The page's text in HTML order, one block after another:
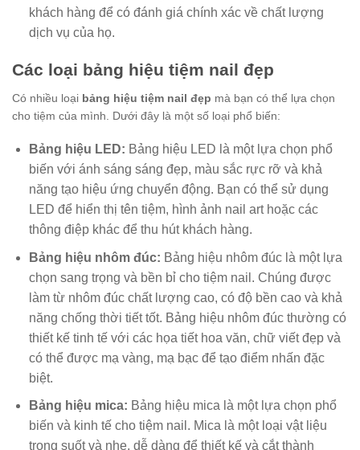
khách hàng để có đánh giá chính xác về chất lượng
dịch vụ của họ.
Các loại bảng hiệu tiệm nail đẹp
Có nhiều loại bảng hiệu tiệm nail đẹp mà bạn có thể lựa chọn
cho tiệm của mình. Dưới đây là một số loại phổ biến:
Bảng hiệu LED: Bảng hiệu LED là một lựa chọn phổ
biến với ánh sáng sáng đẹp, màu sắc rực rỡ và khả
năng tạo hiệu ứng chuyển động. Bạn có thể sử dụng
LED để hiển thị tên tiệm, hình ảnh nail art hoặc các
thông điệp khác để thu hút khách hàng.
Bảng hiệu nhôm đúc: Bảng hiệu nhôm đúc là một lựa
chọn sang trọng và bền bỉ cho tiệm nail. Chúng được
làm từ nhôm đúc chất lượng cao, có độ bền cao và khả
năng chống thời tiết tốt. Bảng hiệu nhôm đúc thường có
thiết kế tinh tế với các họa tiết hoa văn, chữ viết đẹp và
có thể được mạ vàng, mạ bạc để tạo điểm nhấn đặc
biệt.
Bảng hiệu mica: Bảng hiệu mica là một lựa chọn phổ
biến và kinh tế cho tiệm nail. Mica là một loại vật liệu
trong suốt và nhẹ, dễ dàng để thiết kế và cắt thành